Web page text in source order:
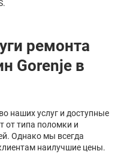
ремонта
Gorenje в
наших услуг и доступные
от типа поломки и
Однако мы всегда
наилучшие цены.